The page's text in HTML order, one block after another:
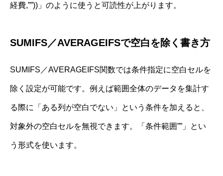
経費,””))」のように使うと可読性が上がります。
SUMIFS／AVERAGEIFSで空白を除く書き方
SUMIFS／AVERAGEIFS関数では条件指定に空白セルを
除く設定が可能です。例えば範囲全体のデータを集計す
る際に「ある列が空白でない」という条件を加えると、
対象外の空白セルを無視できます。「条件範囲””」とい
う形式を使います。